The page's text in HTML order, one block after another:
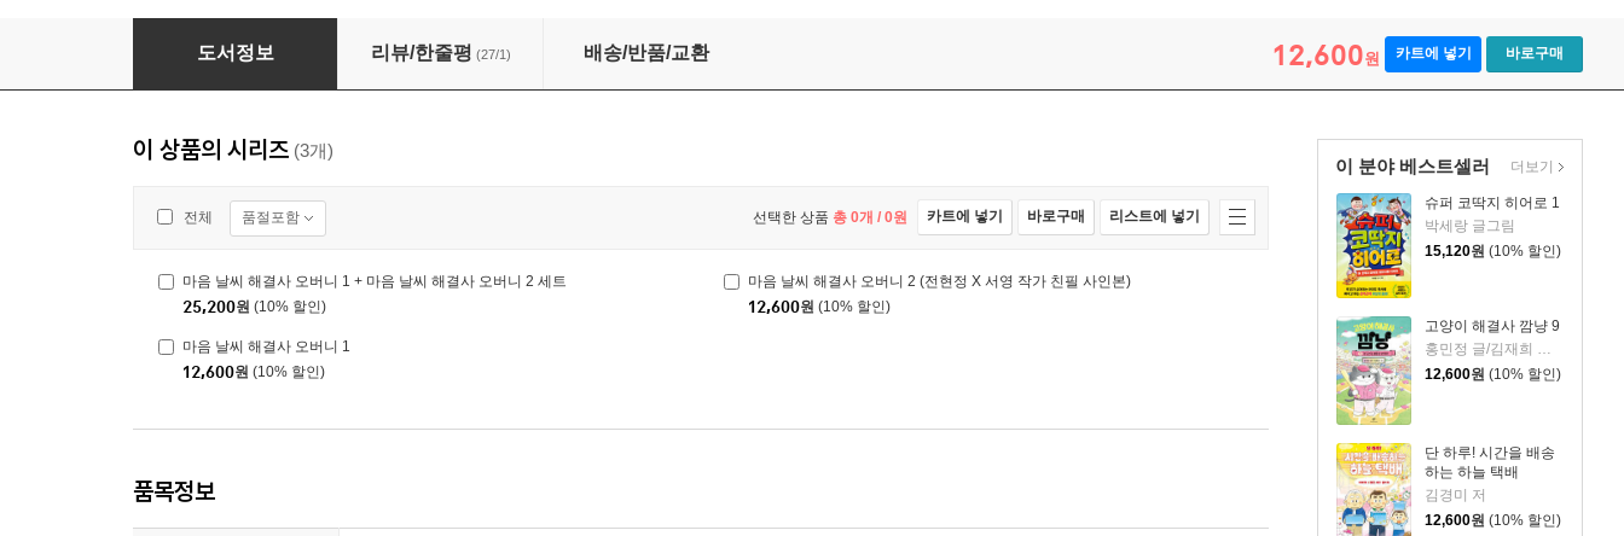
마음 날씨 해결사 오버니 1
도서정보 리뷰/한줄평 (27/1) 배송/반품/교환 12,600원 카트에 넣기 바로구매
이 분야 베스트셀러
슈퍼 코딱지 히어로 1
박세랑 글그림
15,120원 (10% 할인)
고양이 해결사 깜냥 9
홍민정 글/김재희 그림
12,600원 (10% 할인)
단 하루! 시간을 배송
하는 하늘 택배
김경미 저
12,600원 (10% 할인)
더보기
이 상품의 시리즈 (3개)
전체 품절포함 선택한 상품 총 0개 / 0원 카트에 넣기 바로구매 리스트에 넣기
마음 날씨 해결사 오버니 1 + 마음 날씨 해결사 오버니 2 세트
25,200원 (10% 할인)
마음 날씨 해결사 오버니 2 (전현정 X 서영 작가 친필 사인본)
12,600원 (10% 할인)
마음 날씨 해결사 오버니 1
12,600원 (10% 할인)
품목정보